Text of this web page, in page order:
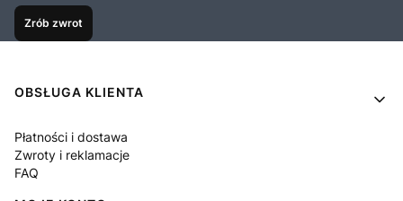
Zrób zwrot
Linki w stopce
OBSŁUGA KLIENTA
Płatności i dostawa
Zwroty i reklamacje
FAQ